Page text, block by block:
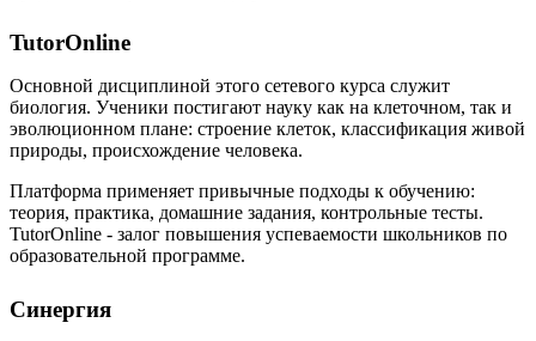
TutorOnline
Основной дисциплиной этого сетевого курса служит
биология. Ученики постигают науку как на клеточном, так и
эволюционном плане: строение клеток, классификация живой
природы, происхождение человека.
Платформа применяет привычные подходы к обучению:
теория, практика, домашние задания, контрольные тесты.
TutorOnline - залог повышения успеваемости школьников по
образовательной программе.
Синергия